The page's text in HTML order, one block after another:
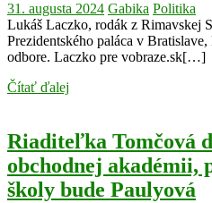
31. augusta 2024 Gabika Politika
Lukáš Laczko, rodák z Rimavskej
Prezidentského paláca v
odbore. Laczko pre vobraze.sk[…]
Čítať ďalej
Riaditeľka Tomčová
obchodnej akadémii,
školy bude Paulyová